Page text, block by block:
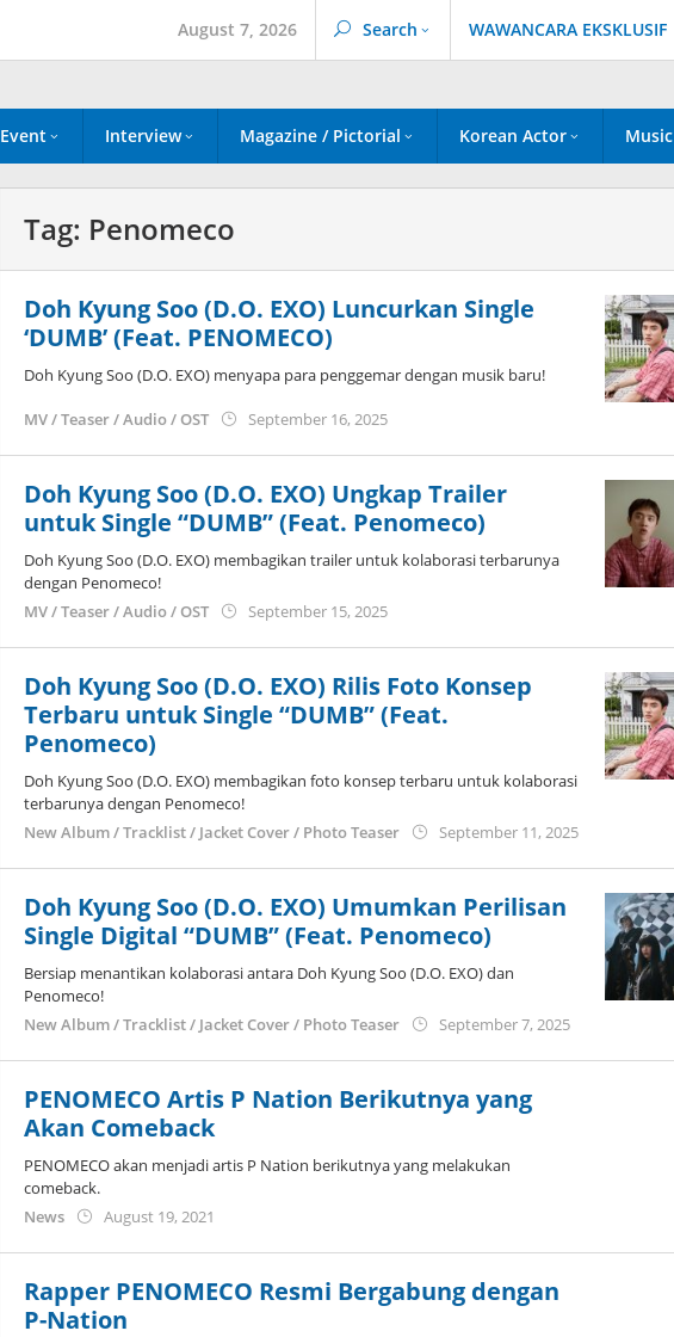
August 7, 2026 Search WAWANCARA EKSKLUSIF
Event Interview Magazine / Pictorial Korean Actor Music
Tag: Penomeco
Doh Kyung Soo (D.O. EXO) Luncurkan Single
‘DUMB’ (Feat. PENOMECO)
Doh Kyung Soo (D.O. EXO) menyapa para penggemar dengan musik baru!
MV / Teaser / Audio / OST September 16, 2025by
Doh Kyung Soo (D.O. EXO) Ungkap Trailer
untuk Single “DUMB” (Feat. Penomeco)
Doh Kyung Soo (D.O. EXO) membagikan trailer untuk kolaborasi terbarunya
dengan Penomeco!
MV / Teaser / Audio / OST
September 15, 2025by
Doh Kyung Soo (D.O. EXO) Rilis Foto Konsep
Terbaru untuk Single “DUMB” (Feat.
Penomeco)
Doh Kyung Soo (D.O. EXO) membagikan foto konsep terbaru untuk kolaborasi
terbarunya dengan Penomeco!
New Album / Tracklist / Jacket Cover / Photo Teaser
September 11, 2025by
Doh Kyung Soo (D.O. EXO) Umumkan Perilisan
Single Digital “DUMB” (Feat. Penomeco)
Bersiap menantikan kolaborasi antara Doh Kyung Soo (D.O. EXO) dan
Penomeco!
New Album / Tracklist / Jacket Cover / Photo Teaser
September 7, 2025by
PENOMECO Artis P Nation Berikutnya yang
Akan Comeback
PENOMECO akan menjadi artis P Nation berikutnya yang melakukan
comeback.
News
August 19, 2021
Rapper PENOMECO Resmi Bergabung dengan
P-Nation